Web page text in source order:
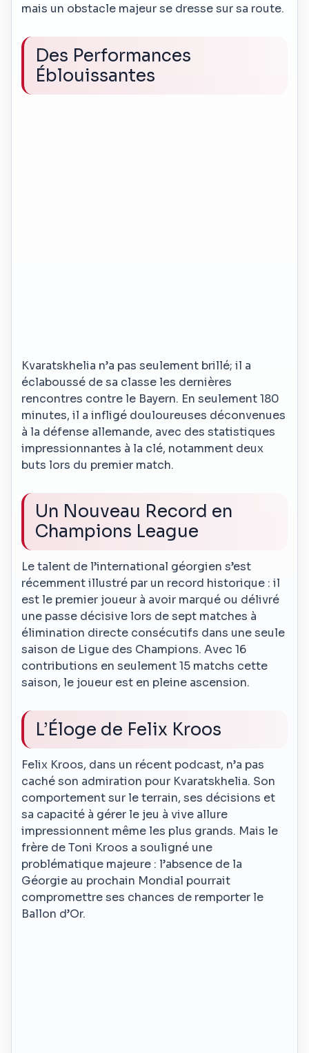
mais un obstacle majeur se dresse sur sa route.
Des Performances
Éblouissantes
Kvaratskhelia n’a pas seulement brillé; il a
éclaboussé de sa classe les dernières
rencontres contre le Bayern. En seulement 180
minutes, il a infligé douloureuses déconvenues
à la défense allemande, avec des statistiques
impressionnantes à la clé, notamment deux
buts lors du premier match.
Un Nouveau Record en
Champions League
Le talent de l’international géorgien s’est
récemment illustré par un record historique : il
est le premier joueur à avoir marqué ou délivré
une passe décisive lors de sept matches à
élimination directe consécutifs dans une seule
saison de Ligue des Champions. Avec 16
contributions en seulement 15 matchs cette
saison, le joueur est en pleine ascension.
L’Éloge de Felix Kroos
Felix Kroos, dans un récent podcast, n’a pas
caché son admiration pour Kvaratskhelia. Son
comportement sur le terrain, ses décisions et
sa capacité à gérer le jeu à vive allure
impressionnent même les plus grands. Mais le
frère de Toni Kroos a souligné une
problématique majeure : l’absence de la
Géorgie au prochain Mondial pourrait
compromettre ses chances de remporter le
Ballon d’Or.